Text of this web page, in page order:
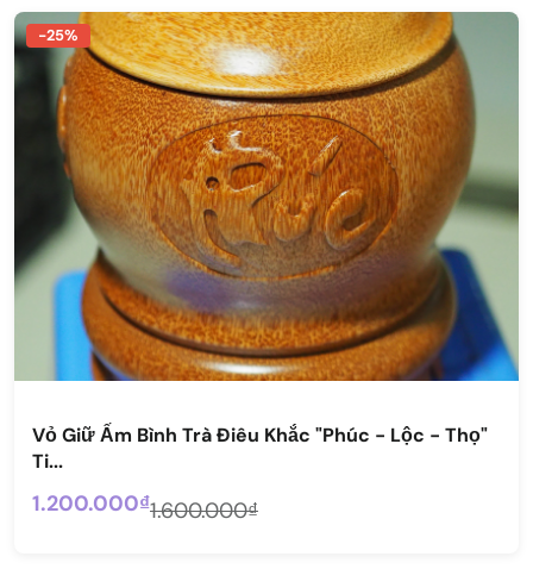
-25%
Vỏ Giữ Ấm Bình Trà Điêu Khắc "Phúc - Lộc - Thọ"
Ti...
1.200.000₫1.600.000₫